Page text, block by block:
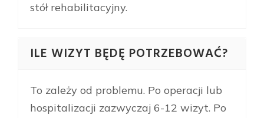
stół rehabilitacyjny.
ILE WIZYT BĘDĘ POTRZEBOWAĆ?
To zależy od problemu. Po operacji lub
hospitalizacji zazwyczaj 6-12 wizyt. Po